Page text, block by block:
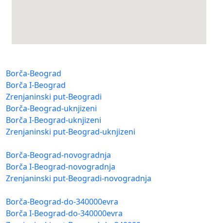
Borča-Beograd
Borča I-Beograd
Zrenjaninski put-Beogradi
Borča-Beograd-uknjizeni
Borča I-Beograd-uknjizeni
Zrenjaninski put-Beograd-uknjizeni
Borča-Beograd-novogradnja
Borča I-Beograd-novogradnja
Zrenjaninski put-Beogradi-novogradnja
Borča-Beograd-do-340000evra
Borča I-Beograd-do-340000evra